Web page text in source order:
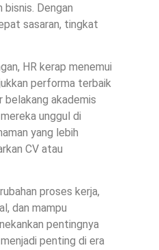
bisnis. Dengan
sasaran, tingkat
HR kerap menemui
performa terbaik
belakang akademis
unggul di
yang lebih
CV atau
proses kerja,
dan mampu
pentingnya
penting di era